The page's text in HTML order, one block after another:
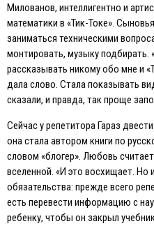
Милованов, интеллигентно и
математики в «Тик-Токе».
заниматься техническими
монтировать, музыку
рассказывать никому обо мне и
дала слово. Стала показывать
сказали, и правда, так проще
Сейчас у репетитора Гараз
она стала автором книги по
словом «блогер». Любовь
вселенной. «И это восхищает.
обязательства: прежде всего
есть перевести информацию с
ребенку, чтобы он закрыл